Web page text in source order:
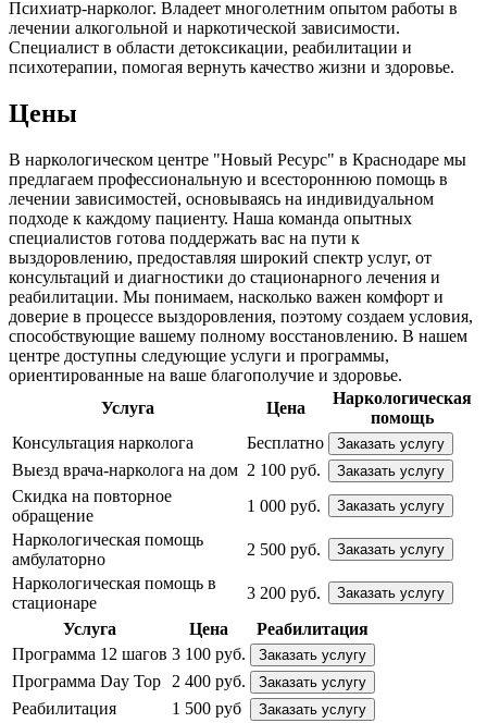
Психиатр-нарколог. Владеет многолетним опытом работы в
лечении алкогольной и наркотической зависимости.
Специалист в области детоксикации, реабилитации и
психотерапии, помогая вернуть качество жизни и здоровье.
Цены
В наркологическом центре "Новый Ресурс" в Краснодаре мы
предлагаем профессиональную и всестороннюю помощь в
лечении зависимостей, основываясь на индивидуальном
подходе к каждому пациенту. Наша команда опытных
специалистов готова поддержать вас на пути к
выздоровлению, предоставляя широкий спектр услуг, от
консультаций и диагностики до стационарного лечения и
реабилитации. Мы понимаем, насколько важен комфорт и
доверие в процессе выздоровления, поэтому создаем условия,
способствующие вашему полному восстановлению. В нашем
центре доступны следующие услуги и программы,
ориентированные на ваше благополучие и здоровье.
Услуга
Цена
Наркологическая
помощь
Консультация нарколога
Бесплатно Заказать услугу
Выезд врача-нарколога на дом 2 100 руб. Заказать услугу
Скидка на повторное
обращение
1 000 руб. Заказать услугу
Наркологическая помощь
амбулаторно
2 500 руб. Заказать услугу
Наркологическая помощь в
стационаре
3 200 руб. Заказать услугу
Услуга Цена
Реабилитация
Программа 12 шагов 3 100 руб. Заказать услугу
Программа Day Top 2 400 руб. Заказать услугу
Реабилитация 1 500 руб Заказать услугу